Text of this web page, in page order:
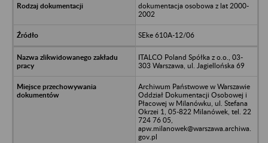
dokumentacja osobowa z lat 2000-
2002
SEke 610A-12/06
ITALCO Poland Spółka z o.o., 03-
303 Warszawa, ul. Jagiellońska 69
Archiwum Państwowe w Warszawie
Oddział Dokumentacji Osobowej i
Płacowej w Milanówku, ul. Stefana
Okrzei 1, 05-822 Milanówek, tel. 22
724 76 05,
apw.milanowek@warszawa.archiwa.
gov.pl